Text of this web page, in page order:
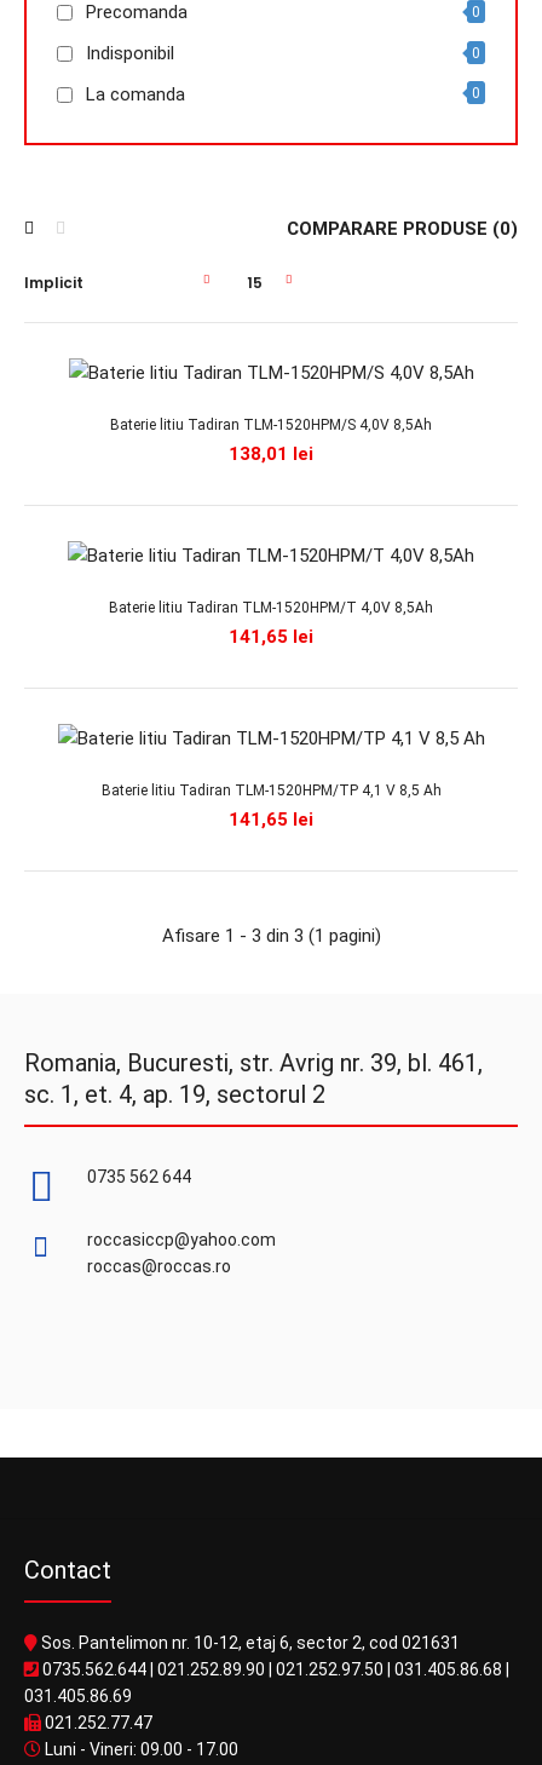
Precomanda 0
Indisponibil 0
La comanda 0
COMPARARE PRODUSE (0)
Baterie litiu Tadiran TLM-1520HPM/S 4,0V 8,5Ah
138,01 lei
Baterie cu litiu TLM-1520 HPM/S, seria TLM,
producator Tadiran Batteries GmbH, tensiune 4 V,
Baterie litiu Tadiran TLM-1520HPM/T 4,0V 8,5Ah
Baterie litiu Tadiran TLM-1520HPM/S 4,0V 8,5Ah
138,01 lei
Baterie litiu Tadiran TLM-1520HPM/T 4,0V 8,5Ah
141,65 lei
Baterie litiu Tadiran TLM-1520HPM/TP 4,1 V 8,5 Ah
141,65 lei
Afisare 1 - 3 din 3 (1 pagini)
Romania, Bucuresti, str. Avrig nr. 39, bl. 461,
sc. 1, et. 4, ap. 19, sectorul 2
0735 562 644
roccasiccp@yahoo.com
roccas@roccas.ro
Contact
Sos. Pantelimon nr. 10-12, etaj 6, sector 2, cod 021631
0735.562.644 021.252.89.90 021.252.97.50 031.405.86.68
031.405.86.69
021.252.77.47
Luni - Vineri: 09.00 - 17.00